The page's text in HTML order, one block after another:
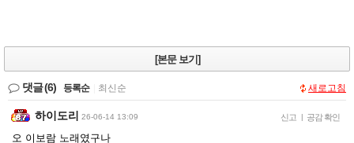
[본문 보기]
댓글(6) 등록순 최신순 새로고침
하이도리 26-06-14 13:09 신고 | 공감 확인
오 이보람 노래였구나